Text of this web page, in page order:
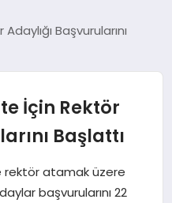
Başvurularını
İçin Rektör
Başlattı
rektör atamak üzere
başvurularını 22